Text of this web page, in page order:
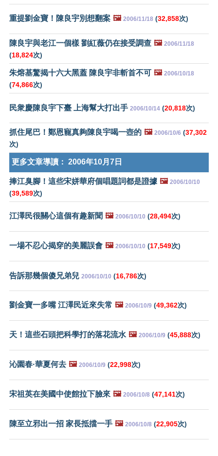
重提劉金寶！陳良宇別想翻案 🖼️ 2006/11/18 (32,858次)
陳良宇與老江一個樣 劉紅薇仍在接受調查 🖼️ 2006/11/18
(18,824次)
朱熔基驚揭十六大黑蓋 陳良宇非斬首不可 🖼️ 2006/10/18
(74,866次)
民衆慶陳良宇下臺 上海幫大打出手 2006/10/14 (20,818次)
抓住尾巴！鄭恩寵真夠陳良宇喝一壺的 🖼️ 2006/10/6 (37,302
次)
更多文章導讀： 2006年10月7日
捧江臭腳！這些宋姘華府個唱題詞都是證據 🖼️ 2006/10/10
(39,589次)
江澤民很關心這個有趣新聞 🖼️ 2006/10/10 (28,494次)
一場不忍心揭穿的美麗誤會 🖼️ 2006/10/10 (17,549次)
告訴那幾個傻兄弟兒 2006/10/10 (16,786次)
劉金寶一多嘴 江澤民近來失常 🖼️ 2006/10/9 (49,362次)
天！這些石頭把科學打的落花流水 🖼️ 2006/10/9 (45,888次)
沁園春·華夏何去 🖼️ 2006/10/9 (22,998次)
宋祖英在美國中使館拉下臉來 🖼️ 2006/10/8 (47,141次)
陳至立邪出一招 家長抵擋一手 🖼️ 2006/10/8 (22,905次)